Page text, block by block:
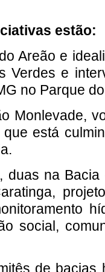
estão:
Areão e
Verdes e
no Parque
Monlevade,
está
duas na
social,
de bacias